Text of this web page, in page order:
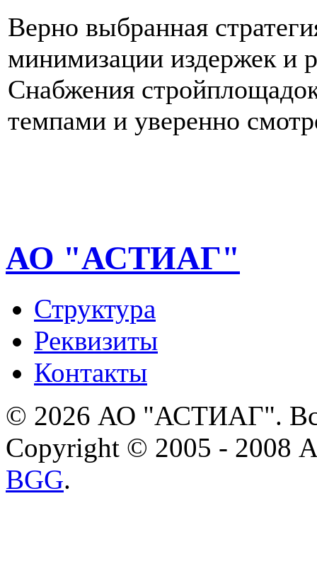
Верно выбранная
минимизации издержек и
Снабжения
темпами и уверенно
АО "АСТИАГ"
Структура
Реквизиты
Контакты
© 2026 АО "АСТИАГ".
Copyright © 2005 -
BGG.